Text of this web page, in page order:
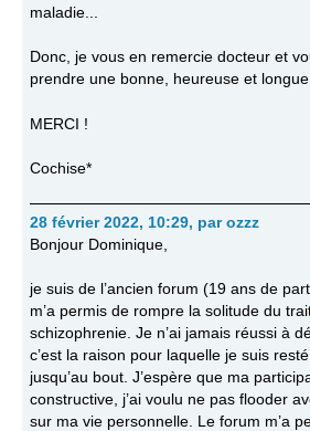
maladie...
Donc, je vous en remercie docteur et
prendre une bonne, heureuse et
MERCI !
Cochise*
28 février 2022, 10:29, par ozzz
Bonjour Dominique,
je suis de l’ancien forum (19 ans de
m’a permis de rompre la solitude du
schizophrenie. Je n’ai jamais réussi à
c’est la raison pour laquelle je suis
jusqu’au bout. J’espère que ma
constructive, j’ai voulu ne pas flooder
sur ma vie personnelle. Le forum m’a